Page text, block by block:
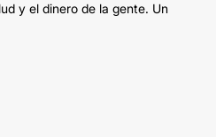
y el dinero de la gente. Un